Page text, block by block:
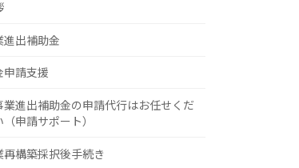
進出補助金
申請支援
業進出補助金の申請代行はお任せくだ
（申請サポート）
再構築採択後手続き